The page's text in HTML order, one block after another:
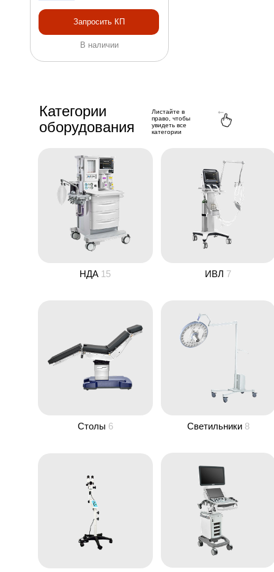
В наличии
Запросить КП
Категории
оборудования
Листайте в
право, чтобы
увидеть все
категории
НДА 15 ИВЛ 7
Светильники 8
Столы 6